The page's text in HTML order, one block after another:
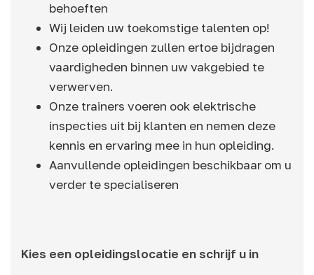
behoeften
Wij leiden uw toekomstige talenten op!
Onze opleidingen zullen ertoe bijdragen
vaardigheden binnen uw vakgebied te
verwerven.
Onze trainers voeren ook elektrische
inspecties uit bij klanten en nemen deze
kennis en ervaring mee in hun opleiding.
Aanvullende opleidingen beschikbaar om u
verder te specialiseren
Kies een opleidingslocatie en schrijf u in